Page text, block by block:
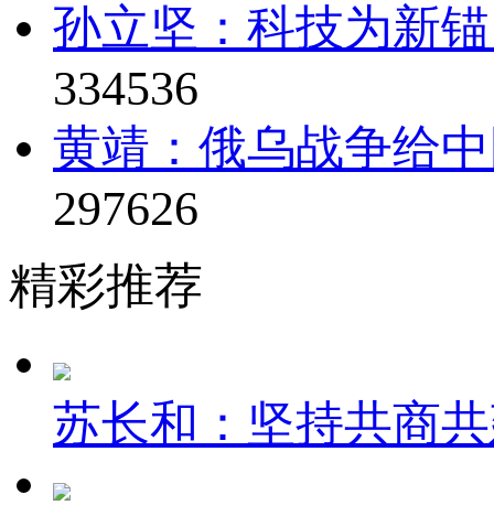
孙立坚：科技为新
334536
黄靖：俄乌战争给
297626
精彩推荐
苏长和：坚持共商